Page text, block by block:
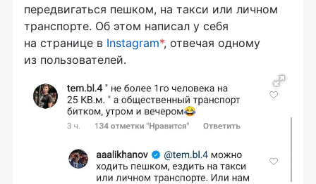
передвигаться пешком, на такси или личном
транспорте. Об этом написал у себя
на странице в Instagram*, отвечая одному
из пользователей.